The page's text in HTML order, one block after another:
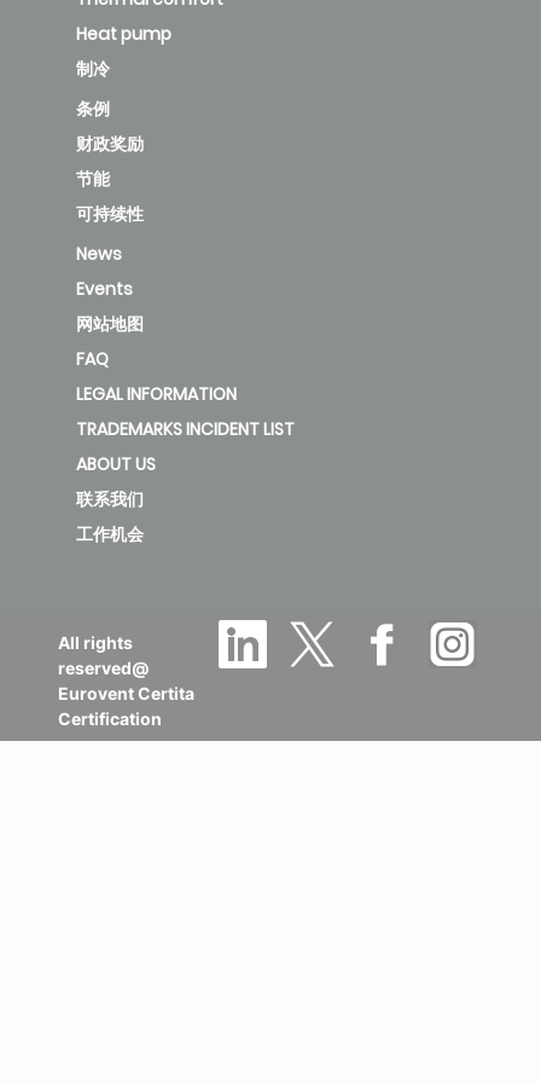
Heat pump
制冷
条例
财政奖励
节能
可持续性
News
Events
网站地图
FAQ
LEGAL INFORMATION
TRADEMARKS INCIDENT LIST
ABOUT US
联系我们
工作机会
All rights
reserved@
Eurovent Certita
Certification